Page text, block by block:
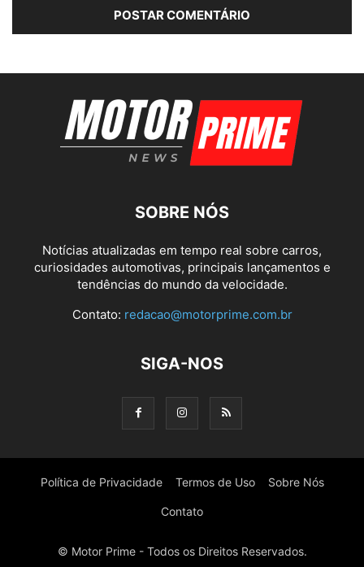
SOBRE NÓS
Notícias atualizadas em tempo real sobre carros,
curiosidades automotivas, principais lançamentos e
tendências do mundo da velocidade.
Contato: redacao@motorprime.com.br
SIGA-NOS
Política de Privacidade Termos de Uso Sobre Nós
Contato
© Motor Prime - Todos os Direitos Reservados.